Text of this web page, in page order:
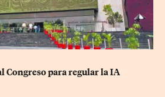
Congreso para regular la IA